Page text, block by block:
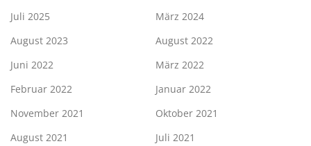
Juli 2025
März 2024
August 2023
August 2022
Juni 2022
März 2022
Februar 2022
Januar 2022
November 2021
Oktober 2021
August 2021
Juli 2021